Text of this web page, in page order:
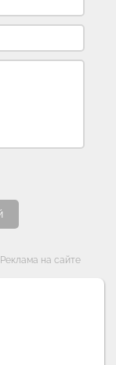
Реклама на сайте